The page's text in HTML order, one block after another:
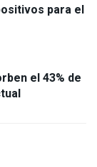
para el
el 43% de